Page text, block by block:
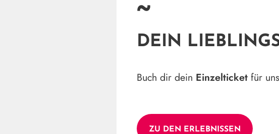
~
DEIN
Buch dir dein Einzelticketfür
ZU DEN ERLEBNISSEN